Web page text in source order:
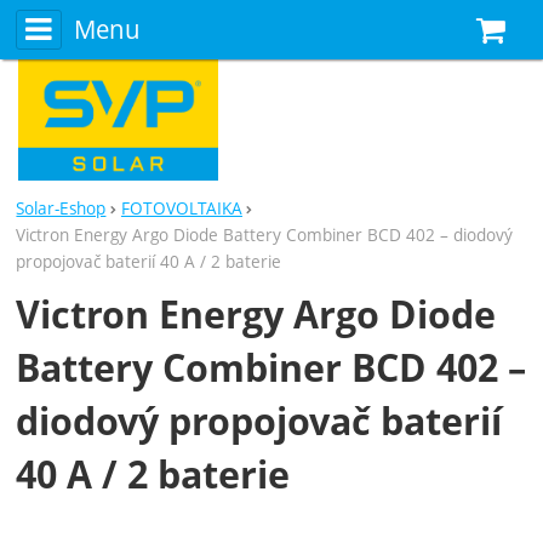
Menu
Solar-Eshop
FOTOVOLTAIKA
Victron Energy Argo Diode Battery Combiner BCD 402 – diodový
propojovač baterií 40 A / 2 baterie
Victron Energy Argo Diode
Battery Combiner BCD 402 –
diodový propojovač baterií
40 A / 2 baterie